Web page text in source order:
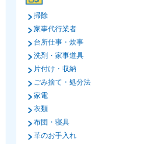
掃除
家事代行業者
台所仕事・炊事
洗剤・家事道具
片付け・収納
ごみ捨て・処分法
家電
衣類
布団・寝具
革のお手入れ